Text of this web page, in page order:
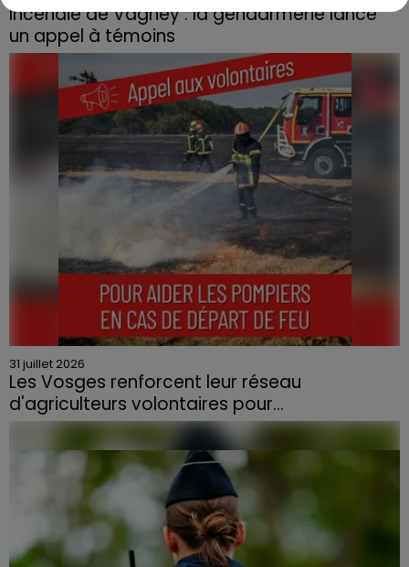
Incendie de Vagney : la gendarmerie lance
un appel à témoins
Le feu, parti d'une haie avant de se propager au
quartier résidentiel, avait détruit deux habitations et
contraint à l'évacuation d'une centaine de personnes.
31 juillet 2026
Les Vosges renforcent leur réseau
d'agriculteurs volontaires pour...
Face à la sécheresse et aux risques de départs de feu,
la Chambre d'agriculture des Vosges a lancé un appel
aux agriculteurs volontaires pour venir en aide...